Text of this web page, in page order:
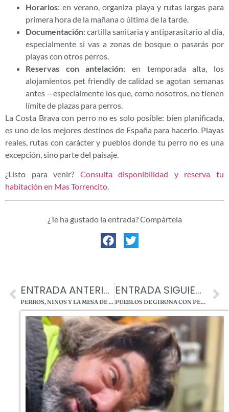
Horarios: en verano, organiza playa y rutas largas para
primera hora de la mañana o última de la tarde.
Documentación: cartilla sanitaria y antiparasitario al día,
especialmente si vas a zonas de bosque o pasarás por
playas con otros perros.
Reservas con antelación: en temporada alta, los
alojamientos pet friendly de calidad se agotan semanas
antes —especialmente los que, como nosotros, no tienen
límite de plazas para perros.
La Costa Brava con perro no es solo posible: bien planificada,
es uno de los mejores destinos de España para hacerlo. Playas
reales, rutas con carácter y pueblos donde tu perro no es una
excepción, sino parte del paisaje.
¿Listo para venir? Consulta disponibilidad y reserva tu
habitación en Mas Torrencito.
¿Te ha gustado la entrada? Compártela
ENTRADA ANTERIOR
PERROS, NIÑOS Y LA MESA DE AL LADO: EL VERDADERO «PROBLEMA» EN LOS RESTAURANTES
ENTRADA SIGUIENTE
PUEBLOS DE GIRONA CON PERRO: LAS ESCAPADAS QUE DE VERDAD MERECEN LA PENA